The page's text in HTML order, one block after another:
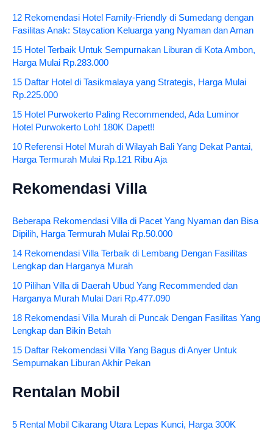
12 Rekomendasi Hotel Family-Friendly di Sumedang dengan
Fasilitas Anak: Staycation Keluarga yang Nyaman dan Aman
15 Hotel Terbaik Untuk Sempurnakan Liburan di Kota Ambon,
Harga Mulai Rp.283.000
15 Daftar Hotel di Tasikmalaya yang Strategis, Harga Mulai
Rp.225.000
15 Hotel Purwokerto Paling Recommended, Ada Luminor
Hotel Purwokerto Loh! 180K Dapet!!
10 Referensi Hotel Murah di Wilayah Bali Yang Dekat Pantai,
Harga Termurah Mulai Rp.121 Ribu Aja
Rekomendasi Villa
Beberapa Rekomendasi Villa di Pacet Yang Nyaman dan Bisa
Dipilih, Harga Termurah Mulai Rp.50.000
14 Rekomendasi Villa Terbaik di Lembang Dengan Fasilitas
Lengkap dan Harganya Murah
10 Pilihan Villa di Daerah Ubud Yang Recommended dan
Harganya Murah Mulai Dari Rp.477.090
18 Rekomendasi Villa Murah di Puncak Dengan Fasilitas Yang
Lengkap dan Bikin Betah
15 Daftar Rekomendasi Villa Yang Bagus di Anyer Untuk
Sempurnakan Liburan Akhir Pekan
Rentalan Mobil
5 Rental Mobil Cikarang Utara Lepas Kunci, Harga 300K